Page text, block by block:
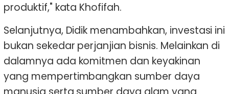
produktif," kata Khofifah.
Selanjutnya, Didik menambahkan, investasi ini
bukan sekedar perjanjian bisnis. Melainkan di
dalamnya ada komitmen dan keyakinan
yang mempertimbangkan sumber daya